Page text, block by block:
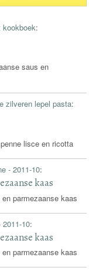
kookboek:
saus en
zilveren lepel pasta:
lisce en ricotta
- 2011-10:
kaas
en parmezaanse kaas
10:
kaas
en parmezaanse kaas